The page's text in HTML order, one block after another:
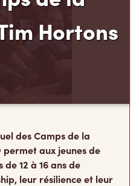
Hortons
des Camps de la
aux jeunes de
12 à 16 ans de
leur résilience et leur